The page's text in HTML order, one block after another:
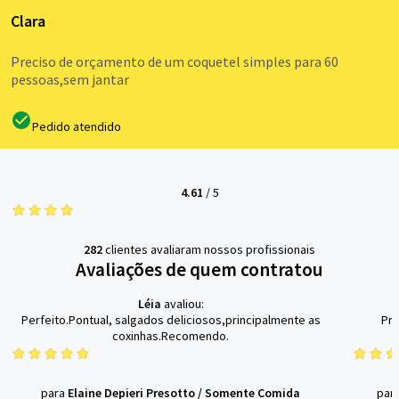
Clara
Preciso de orçamento de um coquetel simples para 60
pessoas,sem jantar
Pedido atendido
4.61 /5
282clientes avaliaram nossos profissionais
Avaliações de quem contratou
Léia avaliou:
Perfeito.Pontual, salgados deliciosos,principalmente as
coxinhas.Recomendo.
para Elaine Depieri Presotto/Somente Comida